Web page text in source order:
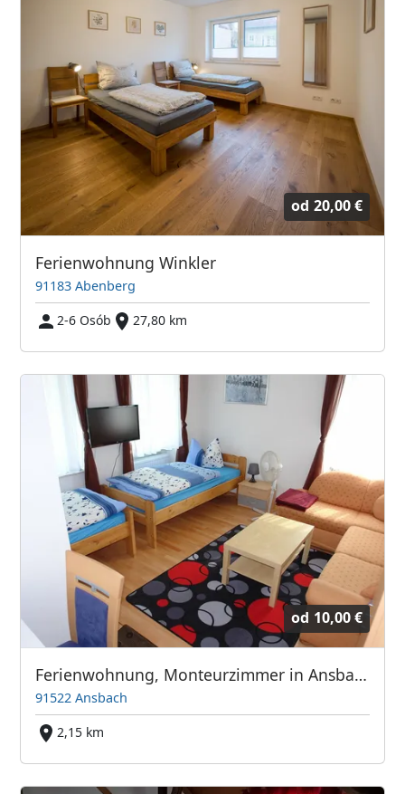
od 20,00 €
Ferienwohnung Winkler
91183 Abenberg
2-6 Osób
27,80 km
od 10,00 €
Ferienwohnung, Monteurzimmer in Ansbach für 2 bis 6 Personen
91522 Ansbach
2,15 km